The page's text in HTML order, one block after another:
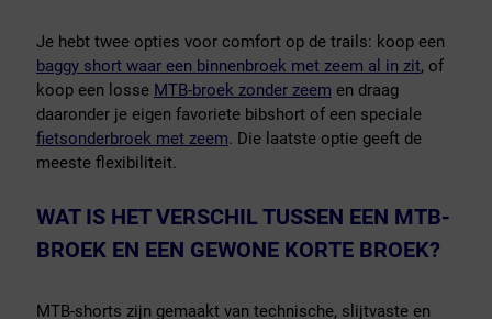
Je hebt twee opties voor comfort op de trails: koop een
baggy short waar een binnenbroek met zeem al in zit, of
koop een losse MTB-broek zonder zeem en draag
daaronder je eigen favoriete bibshort of een speciale
fietsonderbroek met zeem. Die laatste optie geeft de
meeste flexibiliteit.
WAT IS HET VERSCHIL TUSSEN EEN MTB-
BROEK EN EEN GEWONE KORTE BROEK?
MTB-shorts zijn gemaakt van technische, slijtvaste en